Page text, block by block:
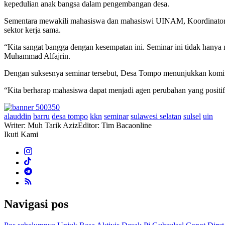
kepedulian anak bangsa dalam pengembangan desa.
Sementara mewakili mahasiswa dan mahasiswi UINAM,
sektor kerja sama.
“Kita sangat bangga dengan kesempatan ini. Seminar ini tidak
Muhammad Alfajrin.
Dengan suksesnya seminar tersebut, Desa Tompo menunjukkan
“Kita berharap mahasiswa dapat menjadi agen perubahan yang
alauddin barru desa tompo kkn seminar sulawesi selatan sulsel uin
Writer: Muh Tarik AzizEditor: Tim Bacaonline
Ikuti Kami
Navigasi pos